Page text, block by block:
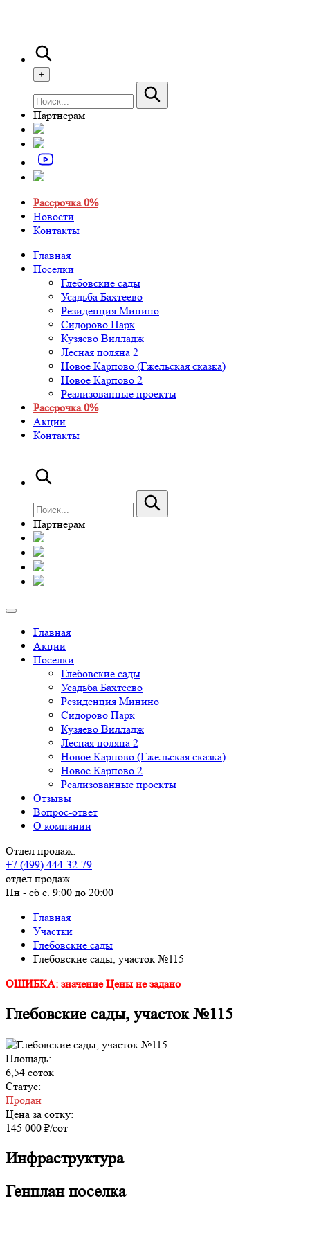
+
Партнерам
Рассрочка 0%
Новости
Контакты
Главная
Поселки
Глебовские сады
Усадьба Бахтеево
Резиденция Минино
Сидорово Парк
Кузяево Вилладж
Лесная поляна 2
Новое Карпово (Гжельская сказка)
Новое Карпово 2
Реализованные проекты
Рассрочка 0%
Акции
Контакты
Партнерам
Главная
Акции
Поселки
Глебовские сады
Усадьба Бахтеево
Резиденция Минино
Сидорово Парк
Кузяево Вилладж
Лесная поляна 2
Новое Карпово (Гжельская сказка)
Новое Карпово 2
Реализованные проекты
Отзывы
Вопрос-ответ
О компании
Отдел продаж:
+7 (499) 444-32-79
отдел продаж
Пн - сб с. 9:00 до 20:00
Главная
Участки
Глебовские сады
Глебовские сады, участок №115
ОШИБКА: значение Цены не задано
Глебовские сады, участок №115
Площадь:
6,54 соток
Статус:
Продан
Цена за сотку:
145 000 ₽/сот
Инфраструктура
Генплан поселка